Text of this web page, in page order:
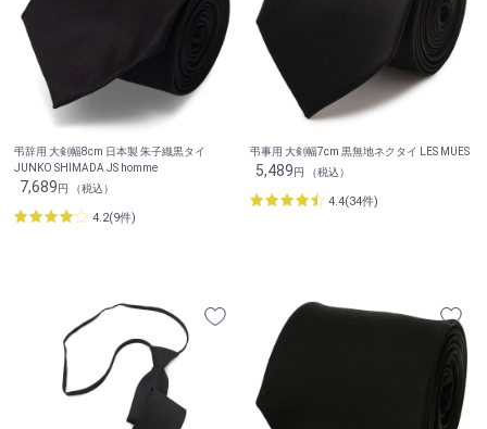
弔辞用 大剣幅8cm 日本製 朱子織黒タイ
JUNKO SHIMADA JS homme
7,689円 （税込）
4.2(9件)
弔事用 大剣幅7cm 黒無地ネクタイ LES MUES
5,489円 （税込）
4.4(34件)